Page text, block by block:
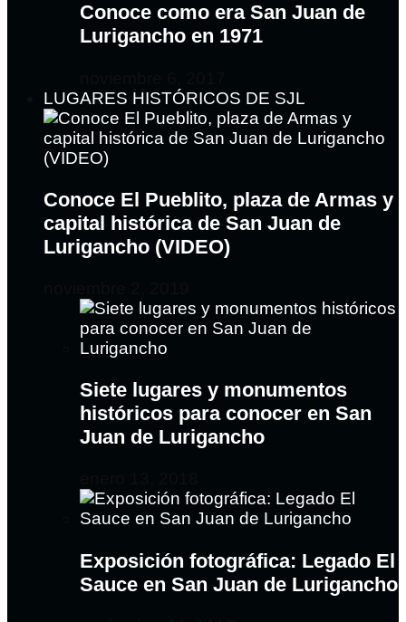
Conoce como era San Juan de
Lurigancho en 1971
LUGARES HISTÓRICOS DE SJL
Conoce El Pueblito, plaza de Armas y
capital histórica de San Juan de
Lurigancho (VIDEO)
Siete lugares y monumentos
históricos para conocer en San
Juan de Lurigancho
Exposición fotográfica: Legado El
Sauce en San Juan de Lurigancho